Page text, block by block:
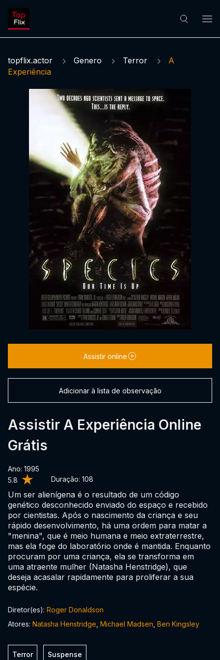
topflix.actor Genero Terror
A
Experiência
5.8 Duração: 108
Assistir A Experiência Online
Grátis
Ano: 1995
Um ser alienígena é o resultado de um código
genético desconhecido enviado do espaço e recebido
por cientistas. Após o nascimento da criança e seu
rápido desenvolvimento, há uma ordem para matar a
"menina", que é meio humana e meio extraterrestre,
mas ela foge do laboratório onde é mantida. Enquanto
procuram por uma criança, ela se transforma em
uma atraente mulher (Natasha Henstridge), que
deseja acasalar rapidamente para proliferar a sua
espécie.
Assistir online
Adicionar à lista de observação
Diretor(es): Roger Donaldson
Atores: Natasha Henstridge Michael Madsen Ben Kingsley
Terror Suspense